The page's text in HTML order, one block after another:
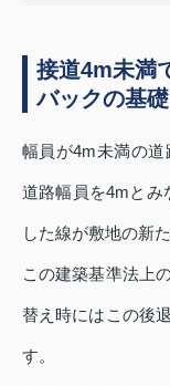
接道4m未満
バックの基礎
幅員が4m未満の
道路幅員を4mとみ
した線が敷地の新
この建築基準法上
替え時にはこの後
す。